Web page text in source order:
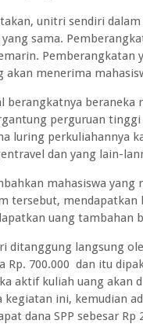
unitri sendiri
sama.
akan menerima
berangkatnya
perguruan
luring perkuliahannya
dan yang lain-
mahasiswa
tersebut, mendapatkan
uang tambahan
ditanggung langsung
Rp. 700.000 dan itu
aktif kuliah uang akan
kegiatan ini, kemudian
dana SPP sebesar Rp